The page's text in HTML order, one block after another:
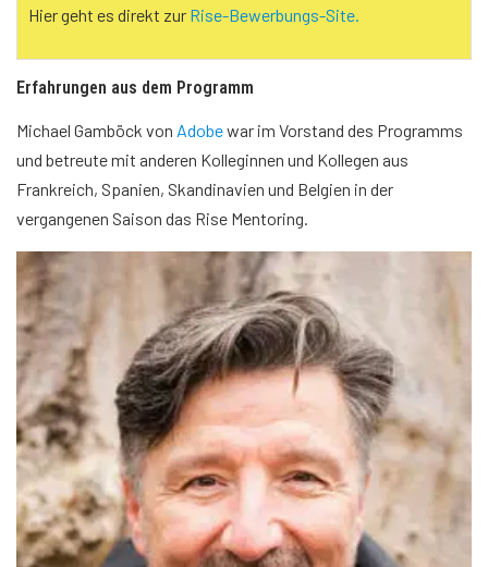
Hier geht es direkt zur Rise-Bewerbungs-Site.
Erfahrungen aus dem Programm
Michael Gamböck von Adobewar im Vorstand des Programms
und betreute mit anderen Kolleginnen und Kollegen aus
Frankreich, Spanien, Skandinavien und Belgien in der
vergangenen Saison das Rise Mentoring.